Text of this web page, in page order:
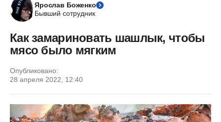
Ярослав Боженко
Бывший сотрудник
Как замариновать шашлык, чтобы
мясо было мягким
Опубликовано:
28 апреля 2022, 12:40